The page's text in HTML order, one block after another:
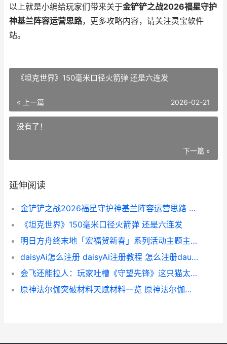
以上就是小编给玩家们带来关于金铲铲之战2026福星守护
神基兰阵容运营思路，更多攻略内容，请关注灵宝软件
站。
《坦克世界》150毫米口径火箭弹 还是六连发
« 上一篇 2026-02-21
没有了！
下一篇 »
延伸阅读
金铲铲之战2026福星守护神基兰阵容运营思路 金铲铲之战2026官网最新公告
《坦克世界》150毫米口径火箭弹 还是六连发
明日方舟终末地「宏福贺新春」系列活动主题主题现已最初 明日方舟终末地官网
daisyAi怎么注册 daisyAi注册教程 怎么注册daum
会飞还能拉人：玩家吐槽《守望先锋》这只猫太超模 会飞会跑
原神法尔伽突破材料天赋材料一览 原神法尔伽去哪了